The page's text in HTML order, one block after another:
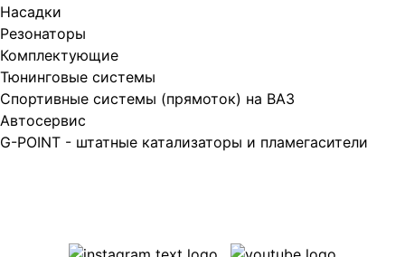
Насадки
Резонаторы
Комплектующие
Тюнинговые системы
Спортивные системы (прямоток) на ВАЗ
Автосервис
G-POINT - штатные катализаторы и пламегасители